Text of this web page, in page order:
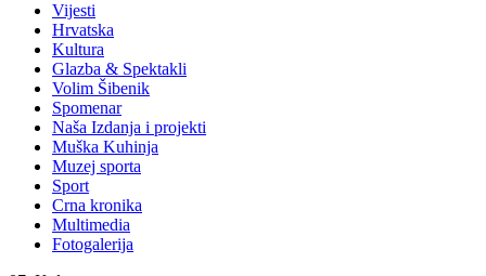
Vijesti
Hrvatska
Kultura
Glazba & Spektakli
Volim Šibenik
Spomenar
Naša Izdanja i projekti
Muška Kuhinja
Muzej sporta
Sport
Crna kronika
Multimedia
Fotogalerija